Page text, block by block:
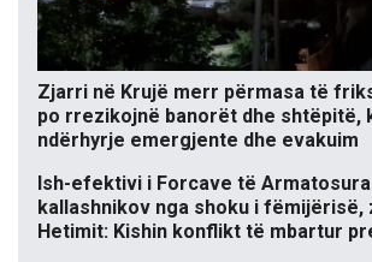
Zjarri në Krujë merr përmasa të
po rrezikojnë banorët dhe shtëpitë,
ndërhyrje emergjente dhe evakuim
Ish-efektivi i Forcave të
kallashnikov nga shoku i fëmijërisë,
Hetimit: Kishin konflikt të mbartur